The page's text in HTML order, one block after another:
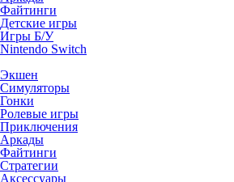
Файтинги
Детские игры
Игры Б/У
Nintendo Switch
Экшен
Симуляторы
Гонки
Ролевые игры
Приключения
Аркады
Файтинги
Стратегии
Аксессуары